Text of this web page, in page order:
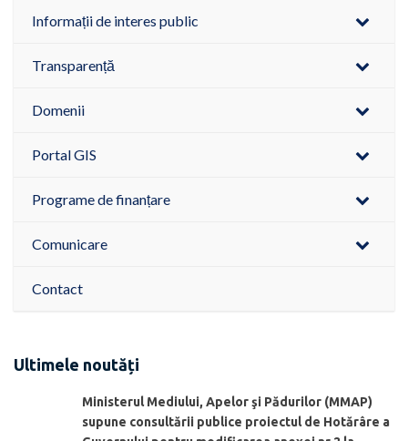
Informații de interes public
Transparență
Domenii
Portal GIS
Programe de finanțare
Comunicare
Contact
Ultimele noutăți
Ministerul Mediului, Apelor şi Pădurilor (MMAP)
supune consultării publice proiectul de Hotărâre a